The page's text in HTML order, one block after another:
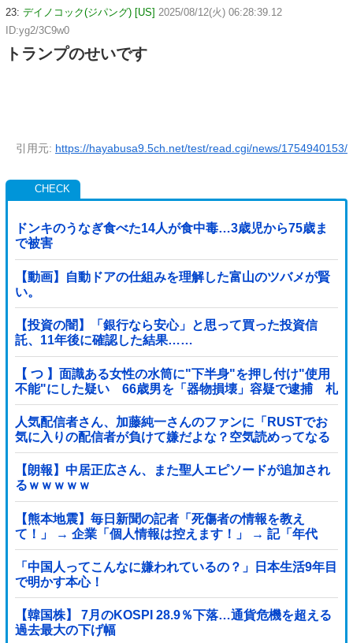
23: デイノコック(ジパング) [US] 2025/08/12(火) 06:28:39.12
ID:yg2/3C9w0
トランプのせいです
引用元: https://hayabusa9.5ch.net/test/read.cgi/news/1754940153/
ドンキのうなぎ食べた14人が食中毒…3歳児から75歳ま
で被害
【動画】自動ドアの仕組みを理解した富山のツバメが賢
い。
【投資の闇】「銀行なら安心」と思って買った投資信
託、11年後に確認した結果……
【 つ 】面識ある女性の水筒に"下半身"を押し付け"使用
不能"にした疑い 66歳男を「器物損壊」容疑で逮捕 札
幌市
人気配信者さん、加藤純一さんのファンに「RUSTでお
気に入りの配信者が負けて嫌だよな？空気読めってなる
よな？その結果がVCR。お前らVCR向いてるよ」→大炎
上他
【朗報】中居正広さん、また聖人エピソードが追加され
るｗｗｗｗｗ
【熊本地震】毎日新聞の記者「死傷者の情報を教え
て！」 → 企業「個人情報は控えます！」 → 記「年代
は？特定につながらないでしょ？教えてよ？教えて
よ？」
「中国人ってこんなに嫌われているの？」日本生活9年目
で明かす本心！
【韓国株】 7月のKOSPI 28.9％下落…通貨危機を超える
過去最大の下げ幅